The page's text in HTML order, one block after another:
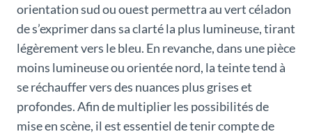
orientation sud ou ouest permettra au vert céladon
de s’exprimer dans sa clarté la plus lumineuse, tirant
légèrement vers le bleu. En revanche, dans une pièce
moins lumineuse ou orientée nord, la teinte tend à
se réchauffer vers des nuances plus grises et
profondes. Afin de multiplier les possibilités de
mise en scène, il est essentiel de tenir compte de